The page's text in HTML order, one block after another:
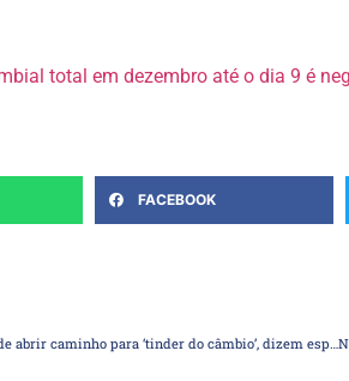
total em dezembro até o dia 9 é
FACEBOOK
Marco cambial pode abrir caminho para ‘tinder do câmbio’, dizem especialistas